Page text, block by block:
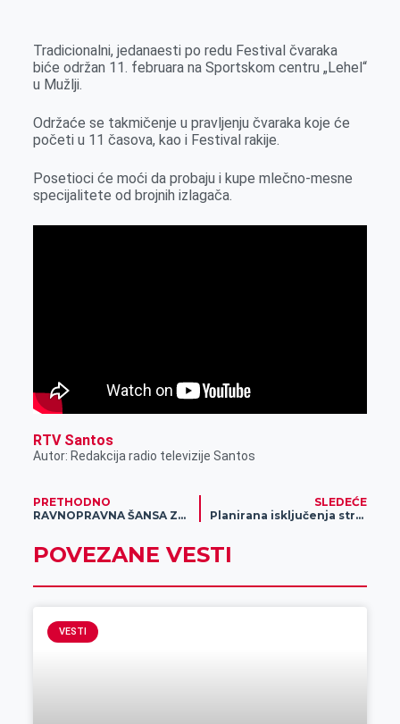
r
n
A
p
i
Tradicionalni, jedanaesti po redu Festival čvaraka
biće održan 11. februara na Sportskom centru „Lehel“
u Mužlji.
Održaće se takmičenje u pravljenju čvaraka koje će
početi u 11 časova, kao i Festival rakije.
Posetioci će moći da probaju i kupe mlečno-mesne
specijalitete od brojnih izlagača.
RTV Santos
Autor: Redakcija radio televizije Santos
PRETHODNO
RAVNOPRAVNA ŠANSA ZA SVE – Kompanija Meridian donirala 100.000 dinara školi za slepu i slabovidu decu u Zemunu
SLEDEĆE
Planirana isključenja struje za 6. februar
POVEZANE VESTI
VESTI